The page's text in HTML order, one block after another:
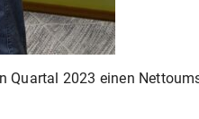
Quartal 2023 einen